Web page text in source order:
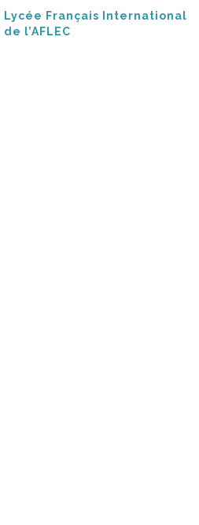
Lycée Français International
de l’AFLEC